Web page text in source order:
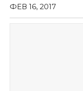
ФЕВ 16, 2017